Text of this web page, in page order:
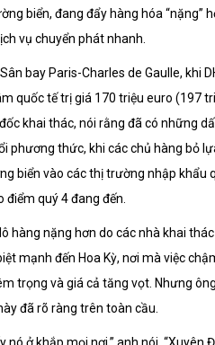
biển, đang đẩy hàng hóa “nặng”
vụ chuyển phát nhanh.
bay Paris-Charles de Gaulle, khi
quốc tế trị giá 170 triệu euro (197
khai thác, nói rằng đã có những
phương thức, khi các chủ hàng bỏ
biển vào các thị trường nhập khẩu
quý 4 đang đến.
hàng nặng hơn do các nhà khai thác
mạnh đến Hoa Kỳ, nơi mà việc
trọng và giá cả tăng vọt. Nhưng
đã rõ ràng trên toàn cầu.
nó ở khắp mọi nơi,” anh nói. “Xuyên